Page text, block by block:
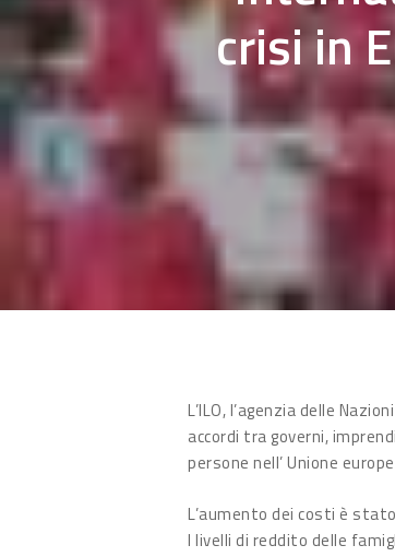
Hit enter to search or ESC to close
crisi in
L’ILO, l’agenzia delle
accordi tra governi,
persone nell’ Unione
L’aumento dei costi è
I livelli di reddito delle